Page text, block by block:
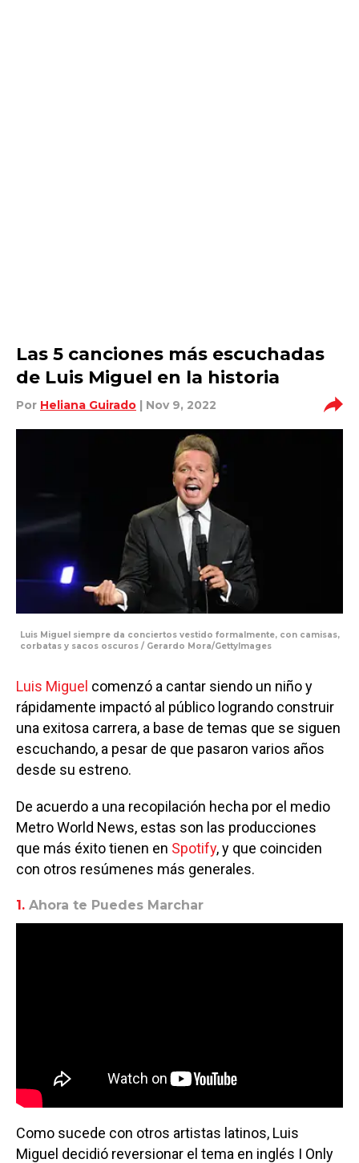
Las 5 canciones más escuchadas
de Luis Miguel en la historia
Por Heliana Guirado | Nov 9, 2022
Luis Miguel siempre da conciertos vestido formalmente, con camisas,
corbatas y sacos oscuros / Gerardo Mora/GettyImages
Luis Miguel comenzó a cantar siendo un niño y
rápidamente impactó al público logrando construir
una exitosa carrera, a base de temas que se siguen
escuchando, a pesar de que pasaron varios años
desde su estreno.
De acuerdo a una recopilación hecha por el medio
Metro World News, estas son las producciones
que más éxito tienen en Spotify, y que coinciden
con otros resúmenes más generales.
1. Ahora te Puedes Marchar
Como sucede con otros artistas latinos, Luis
Miguel decidió reversionar el tema en inglés I Only